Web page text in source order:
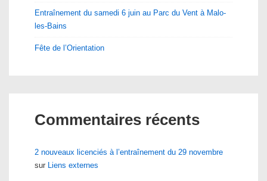
Entraînement du samedi 6 juin au Parc du Vent à Malo-
les-Bains
Fête de l’Orientation
Commentaires récents
2 nouveaux licenciés à l’entraînement du 29 novembre
sur Liens externes